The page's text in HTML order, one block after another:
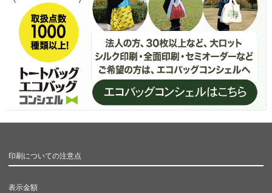
印刷についての注意点
表示金額